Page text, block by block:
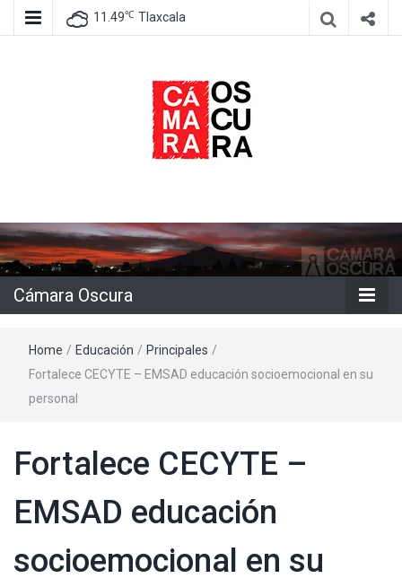
11.49℃ Tlaxcala
Cámara
Oscura
Cámara Oscura
Home / Educación / Principales /
Fortalece CECYTE – EMSAD educación socioemocional en su
personal
Fortalece CECYTE –
EMSAD educación
socioemocional en su